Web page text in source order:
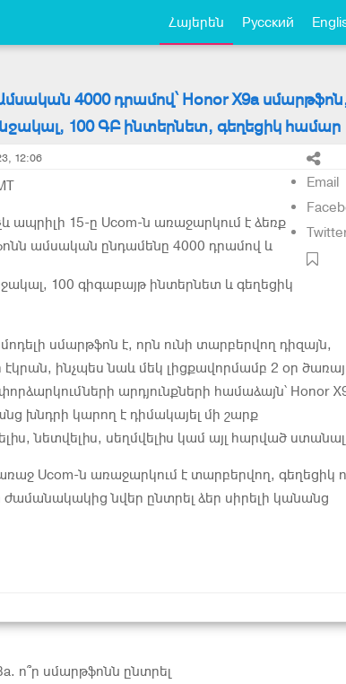
Հայերեն Русский
4000 դրամով՝ Honor X9a
100 ԳԲ ինտերնետ, գեղեցիկ համար
12:06
Email
ապրիլի 15-ը Ucom-ն առաջարկում է ձեռք
ամսական ընդամենը 4000 դրամով և
100 գիգաբայթ ինտերնետ և գեղեցիկ
սմարթֆոն է, որն ունի տարբերվող դիզայն,
էկրան, ինչպես նաև մեկ լիցքավորմամբ 2 օր
արդյունքների համաձայն՝ Honor
խնդրի կարող է դիմակայել մի շարք
նետվելիս, սեղմվելիս կամ այլ հարված
Ucom-ն առաջարկում է տարբերվող, գեղեցիկ
նվեր ընտրել ձեր սիրելի կանանց
ո՞ր սմարթֆոնն ընտրել